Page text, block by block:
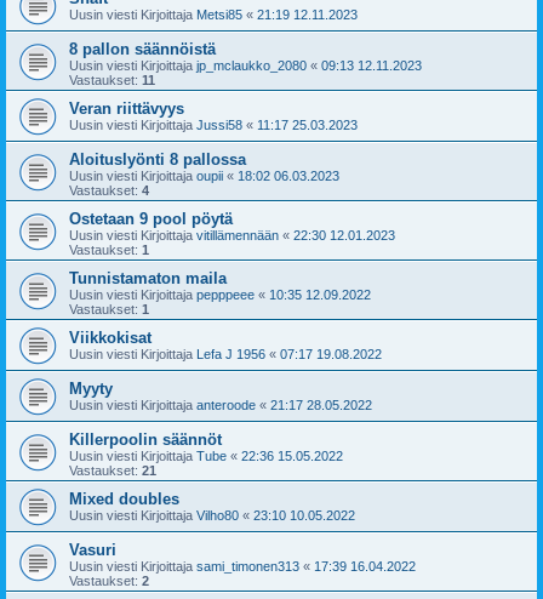
Uusin viesti Kirjoittaja Metsi85 « 21:19 12.11.2023
8 pallon säännöistä
Uusin viesti Kirjoittaja jp_mclaukko_2080 « 09:13 12.11.2023
Vastaukset: 11
Veran riittävyys
Uusin viesti Kirjoittaja Jussi58 « 11:17 25.03.2023
Aloituslyönti 8 pallossa
Uusin viesti Kirjoittaja oupii « 18:02 06.03.2023
Vastaukset: 4
Ostetaan 9 pool pöytä
Uusin viesti Kirjoittaja vitillämennään « 22:30 12.01.2023
Vastaukset: 1
Tunnistamaton maila
Uusin viesti Kirjoittaja pepppeee « 10:35 12.09.2022
Vastaukset: 1
Viikkokisat
Uusin viesti Kirjoittaja Lefa J 1956 « 07:17 19.08.2022
Myyty
Uusin viesti Kirjoittaja anteroode « 21:17 28.05.2022
Killerpoolin säännöt
Uusin viesti Kirjoittaja Tube « 22:36 15.05.2022
Vastaukset: 21
Mixed doubles
Uusin viesti Kirjoittaja Vilho80 « 23:10 10.05.2022
Vasuri
Uusin viesti Kirjoittaja sami_timonen313 « 17:39 16.04.2022
Vastaukset: 2